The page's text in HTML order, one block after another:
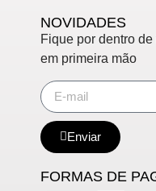
NOVIDADES
Fique por dentro
em primeira mão
Enviar
FORMAS DE